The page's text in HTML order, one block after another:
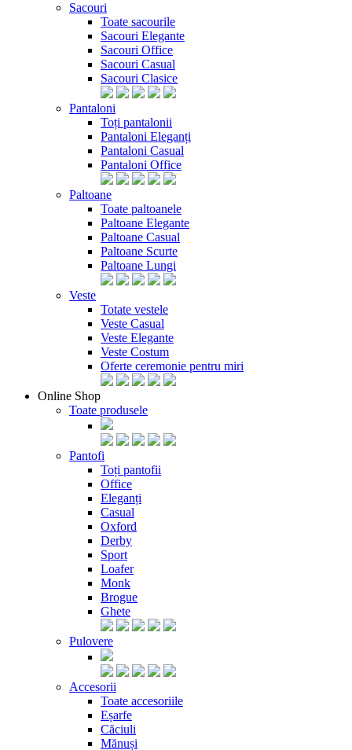
Sacouri
Toate sacourile
Sacouri Elegante
Sacouri Office
Sacouri Casual
Sacouri Clasice
Pantaloni
Toți pantalonii
Pantaloni Eleganți
Pantaloni Casual
Pantaloni Office
Paltoane
Toate paltoanele
Paltoane Elegante
Paltoane Casual
Paltoane Scurte
Paltoane Lungi
Veste
Totate vestele
Veste Casual
Veste Elegante
Veste Costum
Oferte ceremonie pentru miri
Online Shop
Toate produsele
Pantofi
Toți pantofii
Office
Eleganți
Casual
Oxford
Derby
Sport
Loafer
Monk
Brogue
Ghete
Pulovere
Accesorii
Toate accesoriile
Eșarfe
Căciuli
Mănuși